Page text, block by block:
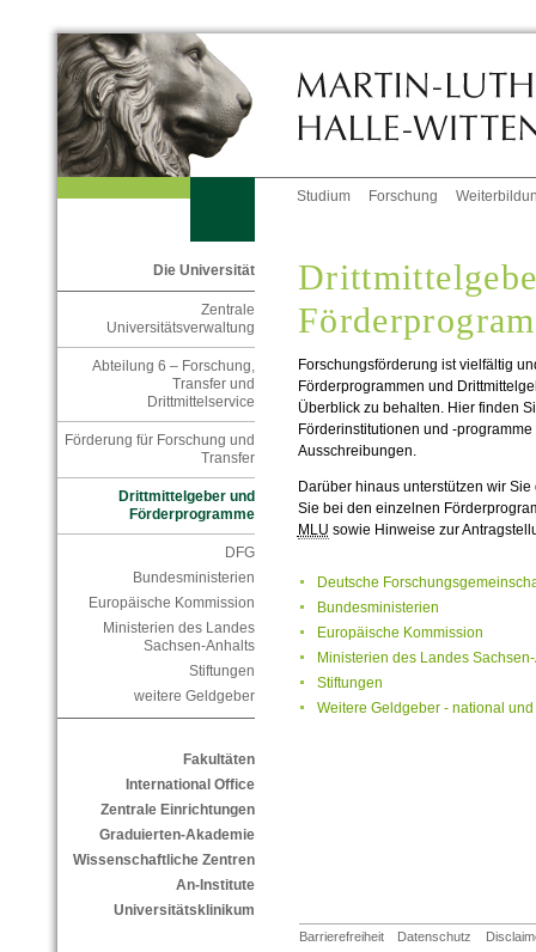
Studium Forschung
Die Universität
Zentrale
Universitätsverwaltung
Abteilung 6 – Forschung,
Transfer und
Drittmittelservice
Förderung für Forschung und
Transfer
Drittmittelgeber und
Förderprogramme
DFG
Bundesministerien
Europäische Kommission
Ministerien des Landes
Sachsen-Anhalts
Stiftungen
weitere Geldgeber
Fakultäten
International Office
Zentrale Einrichtungen
Graduierten-Akademie
Wissenschaftliche Zentren
An-Institute
Universitätsklinikum
Forschungsförderung ist vielfältig
Förderprogrammen und
Überblick zu behalten. Hier finden
Förderinstitutionen und -
Ausschreibungen.
Darüber hinaus unterstützen wir
Sie bei den einzelnen
MLU sowie Hinweise zur
Deutsche
Bundesministerien
Europäische Kommission
Ministerien des Landes
Stiftungen
Weitere Geldgeber - national
Barrierefreiheit Datenschutz